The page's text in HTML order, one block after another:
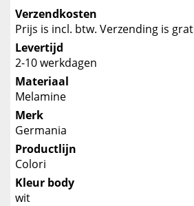
Verzendkosten
Prijs is incl. btw. Verzending is
Levertijd
2-10 werkdagen
Materiaal
Melamine
Merk
Germania
Productlijn
Colori
Kleur body
wit